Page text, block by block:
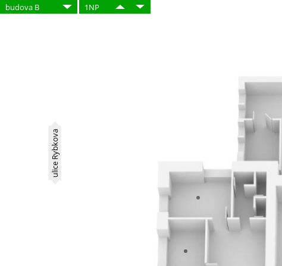
budova B 1NP
ulice Rybkova